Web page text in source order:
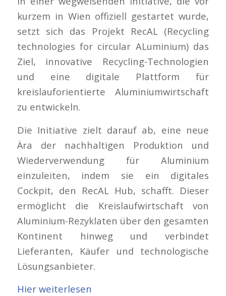
kurzem in Wien offiziell gestartet wurde,
setzt sich das Projekt RecAL (Recycling
technologies for circular ALuminium) das
Ziel, innovative Recycling-Technologien
und eine digitale Plattform für
kreislauforientierte Aluminiumwirtschaft
zu entwickeln.
Die Initiative zielt darauf ab, eine neue
Ära der nachhaltigen Produktion und
Wiederverwendung für Aluminium
einzuleiten, indem sie ein digitales
Cockpit, den RecAL Hub, schafft. Dieser
ermöglicht die Kreislaufwirtschaft von
Aluminium-Rezyklaten über den gesamten
Kontinent hinweg und verbindet
Lieferanten, Käufer und technologische
Lösungsanbieter.
Hier weiterlesen